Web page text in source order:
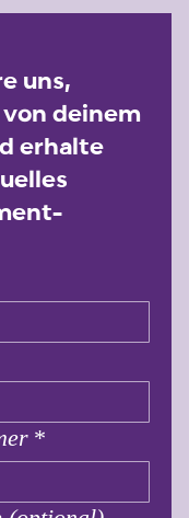
uns,
deinem
erhalte
*